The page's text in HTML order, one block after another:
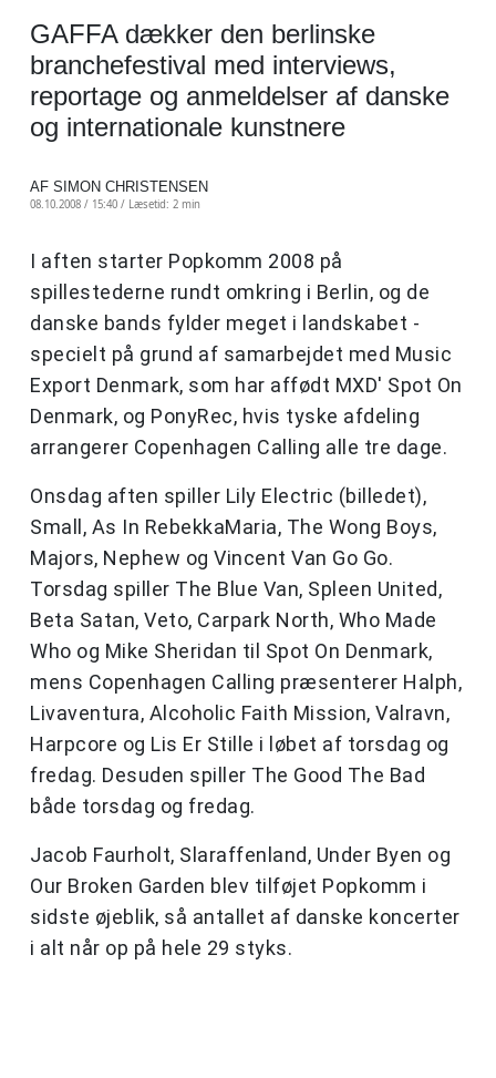
GAFFA dækker den berlinske
branchefestival med interviews,
reportage og anmeldelser af danske
og internationale kunstnere
AF SIMON CHRISTENSEN
08.10.2008 / 15:40 / Læsetid: 2 min
I aften starter Popkomm 2008 på
spillestederne rundt omkring i Berlin, og de
danske bands fylder meget i landskabet -
specielt på grund af samarbejdet med Music
Export Denmark, som har affødt MXD' Spot On
Denmark, og PonyRec, hvis tyske afdeling
arrangerer Copenhagen Calling alle tre dage.
Onsdag aften spiller Lily Electric (billedet),
Small, As In RebekkaMaria, The Wong Boys,
Majors, Nephew og Vincent Van Go Go.
Torsdag spiller The Blue Van, Spleen United,
Beta Satan, Veto, Carpark North, Who Made
Who og Mike Sheridan til Spot On Denmark,
mens Copenhagen Calling præsenterer Halph,
Livaventura, Alcoholic Faith Mission, Valravn,
Harpcore og Lis Er Stille i løbet af torsdag og
fredag. Desuden spiller The Good The Bad
både torsdag og fredag.
Jacob Faurholt, Slaraffenland, Under Byen og
Our Broken Garden blev tilføjet Popkomm i
sidste øjeblik, så antallet af danske koncerter
i alt når op på hele 29 styks.